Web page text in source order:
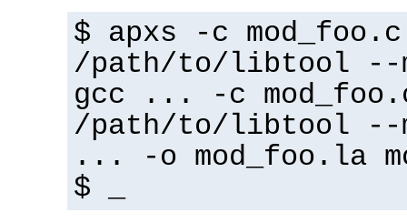
$ apxs -c mod_foo.c
/path/to/libtool --
gcc ... -c
/path/to/libtool --
... -o mod_foo.la
$ _